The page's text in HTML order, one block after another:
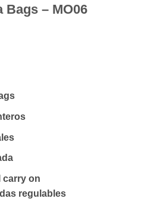
Bags – MO06
carry on
regulables